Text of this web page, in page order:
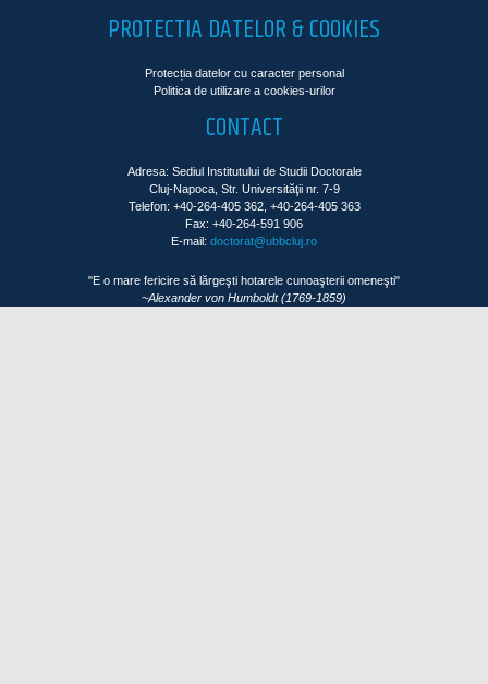
PROTECTIA DATELOR & COOKIES
Protecția datelor cu caracter personal
Politica de utilizare a cookies-urilor
CONTACT
Adresa: Sediul Institutului de Studii Doctorale
Cluj-Napoca, Str. Universităţii nr. 7-9
Telefon: +40-264-405 362, +40-264-405 363
Fax: +40-264-591 906
E-mail: doctorat@ubbcluj.ro
"E o mare fericire să lărgeşti hotarele cunoaşterii omeneşti"
~Alexander von Humboldt (1769-1859)